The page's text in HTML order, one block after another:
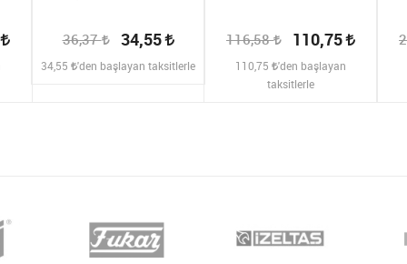
36,37 34,55
34,55 'den başlayan taksitlerle
116,58 110,75
110,75
'den başlayan
taksitlerle